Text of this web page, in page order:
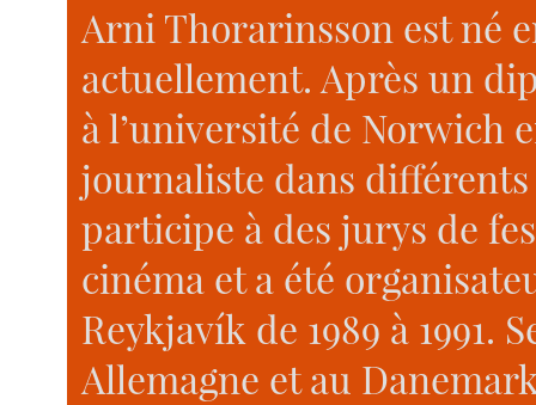
Arni Thorarinsson est né
actuellement. Après un
à l’université de Norwich
journaliste dans
participe à des jurys de
cinéma et a été
Reykjavík de 1989 à 1991.
Allemagne et au